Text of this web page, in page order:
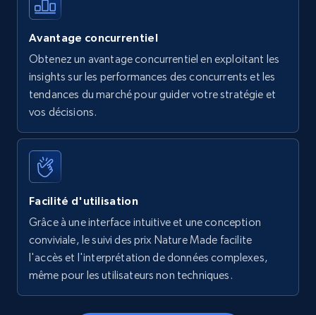
Avantage concurrentiel
Obtenez un avantage concurrentiel en exploitant les
insights sur les performances des concurrents et les
tendances du marché pour guider votre stratégie et
vos décisions.
Facilité d'utilisation
Grâce à une interface intuitive et une conception
conviviale, le suivi des prix Nature Made facilite
l'accès et l'interprétation de données complexes,
même pour les utilisateurs non techniques.